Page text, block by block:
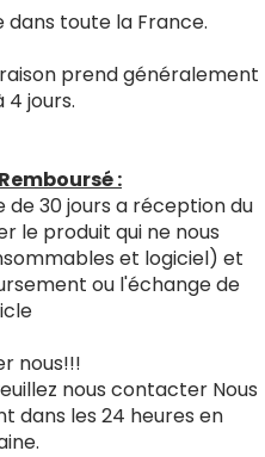
dans toute la France.
prend généralement
4 jours.
:
de 30 jours a réception du
le produit qui ne nous
et logiciel) et
ou l'échange de
nous!!!
nous contacter Nous
dans les 24 heures en